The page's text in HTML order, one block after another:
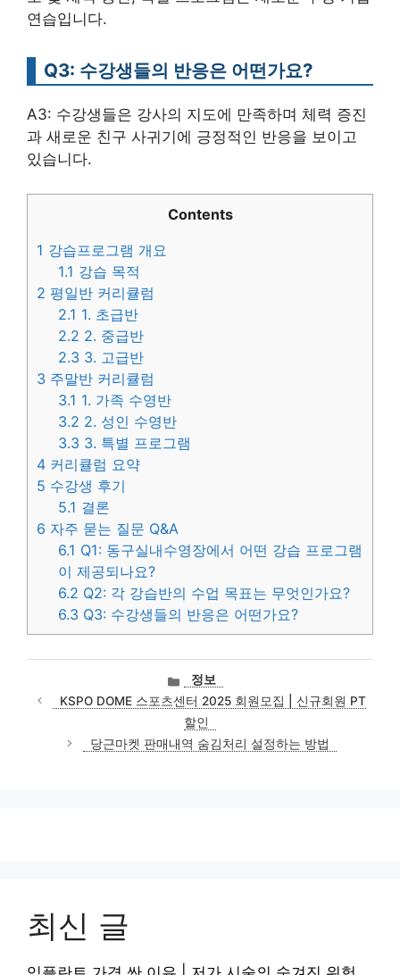
연습입니다.
Q3: 수강생들의 반응은 어떤가요?
A3: 수강생들은 강사의 지도에 만족하며 체력 증진
과 새로운 친구 사귀기에 긍정적인 반응을 보이고
있습니다.
Contents
1 강습프로그램 개요
1.1 강습 목적
2 평일반 커리큘럼
2.1 1. 초급반
2.2 2. 중급반
2.3 3. 고급반
3 주말반 커리큘럼
3.1 1. 가족 수영반
3.2 2. 성인 수영반
3.3 3. 특별 프로그램
4 커리큘럼 요약
5 수강생 후기
5.1 결론
6 자주 묻는 질문 Q&A
6.1 Q1: 동구실내수영장에서 어떤 강습 프로그램
이 제공되나요?
6.2 Q2: 각 강습반의 수업 목표는 무엇인가요?
6.3 Q3: 수강생들의 반응은 어떤가요?
카
테
고
리
정보
KSPO DOME 스포츠센터 2025 회원모집 | 신규회원 PT
할인
당근마켓 판매내역 숨김처리 설정하는 방법
최신 글